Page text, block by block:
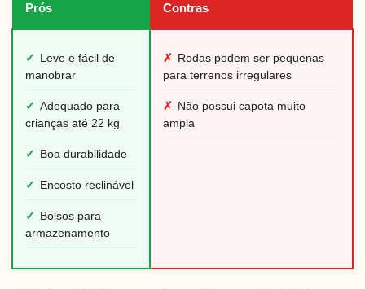
Prós Contras
✓
Leve e fácil de
manobrar
✓ Adequado para
crianças até 22 kg
✓ Boa durabilidade
✓ Encosto reclinável
✓
Bolsos para
armazenamento
✗ Rodas podem ser pequenas
para terrenos irregulares
✗ Não possui capota muito
ampla